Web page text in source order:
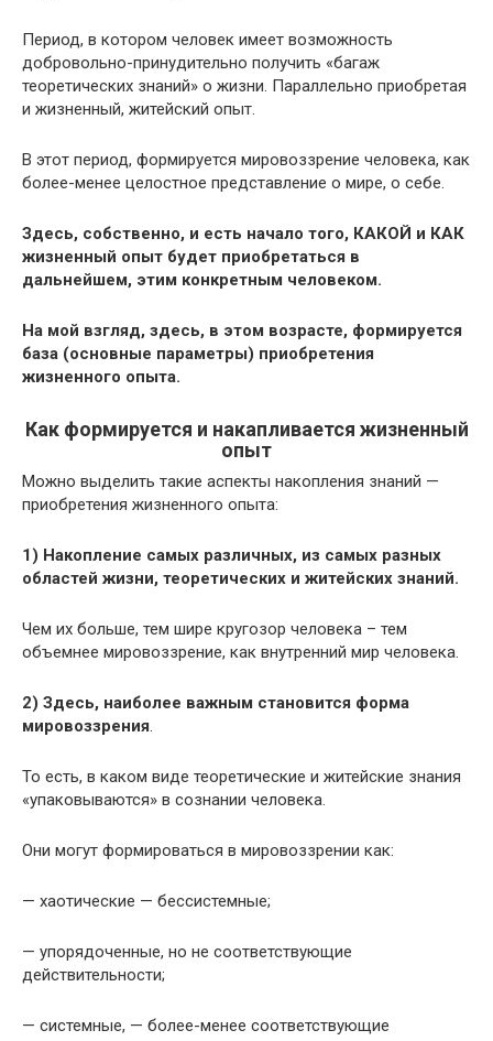
Период, в котором человек имеет возможность
добровольно-принудительно получить «багаж
теоретических знаний» о жизни. Параллельно приобретая
и жизненный, житейский опыт.
В этот период, формируется мировоззрение человека, как
более-менее целостное представление о мире, о себе.
Здесь, собственно, и есть начало того, КАКОЙ и КАК
жизненный опыт будет приобретаться в
дальнейшем, этим конкретным человеком.
На мой взгляд, здесь, в этом возрасте, формируется
база (основные параметры) приобретения
жизненного опыта.
Как формируется и накапливается жизненный
опыт
Можно выделить такие аспекты накопления знаний —
приобретения жизненного опыта:
1) Накопление самых различных, из самых разных
областей жизни, теоретических и житейских знаний.
Чем их больше, тем шире кругозор человека – тем
объемнее мировоззрение, как внутренний мир человека.
2) Здесь, наиболее важным становится форма
мировоззрения.
То есть, в каком виде теоретические и житейские знания
«упаковываются» в сознании человека.
Они могут формироваться в мировоззрении как:
— хаотические — бессистемные;
— упорядоченные, но не соответствующие
действительности;
— системные, — более-менее соответствующие